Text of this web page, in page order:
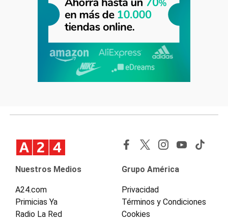
Nuestros Medios
A24.com
Primicias Ya
Radio La Red
Grupo América
Privacidad
Términos y Condiciones
Cookies